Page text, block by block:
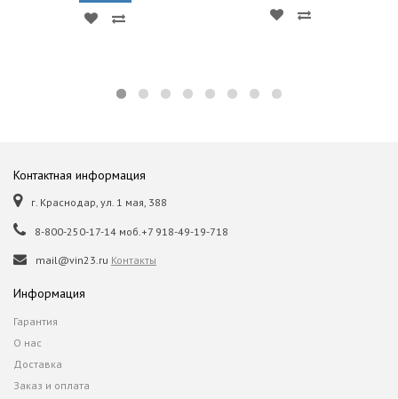
Контактная информация
г. Краснодар, ул. 1 мая, 388
8-800-250-17-14 моб.+7 918-49-19-718
mail@vin23.ru Контакты
Информация
Гарантия
О нас
Доставка
Заказ и оплата